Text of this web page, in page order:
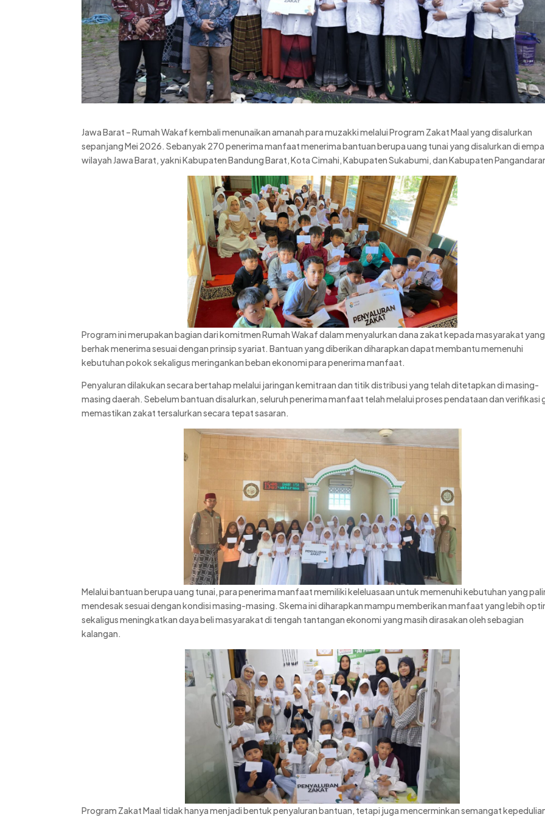
Jawa Barat – Rumah Wakaf kembali menunaikan amanah para muzakki melalui Program Zakat Maal yang disalurkan
sepanjang Mei 2026. Sebanyak 270 penerima manfaat menerima bantuan berupa uang tunai yang disalurkan di
wilayah Jawa Barat, yakni Kabupaten Bandung Barat, Kota Cimahi, Kabupaten Sukabumi, dan Kabupaten
Program ini merupakan bagian dari komitmen Rumah Wakaf dalam menyalurkan dana zakat kepada masyarakat yang
berhak menerima sesuai dengan prinsip syariat. Bantuan yang diberikan diharapkan dapat membantu memenuhi
kebutuhan pokok sekaligus meringankan beban ekonomi para penerima manfaat.
Penyaluran dilakukan secara bertahap melalui jaringan kemitraan dan titik distribusi yang telah ditetapkan di masing-
masing daerah. Sebelum bantuan disalurkan, seluruh penerima manfaat telah melalui proses pendataan dan verifikasi
memastikan zakat tersalurkan secara tepat sasaran.
Melalui bantuan berupa uang tunai, para penerima manfaat memiliki keleluasaan untuk memenuhi kebutuhan yang
mendesak sesuai dengan kondisi masing-masing. Skema ini diharapkan mampu memberikan manfaat yang lebih
sekaligus meningkatkan daya beli masyarakat di tengah tantangan ekonomi yang masih dirasakan oleh sebagian
kalangan.
Program Zakat Maal tidak hanya menjadi bentuk penyaluran bantuan, tetapi juga mencerminkan semangat